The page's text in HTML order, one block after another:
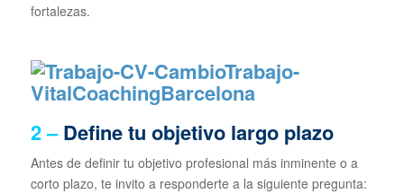
fortalezas.
2 – Define tu objetivo largo plazo
Antes de definir tu objetivo profesional más inminente o a
corto plazo, te invito a responderte a la siguiente pregunta: